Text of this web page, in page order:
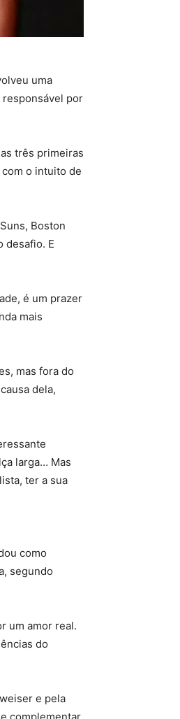
uma
responsável por
três primeiras
o intuito de
Boston
desafio. E
é um prazer
mais
mas fora do
dela,
larga… Mas
ter a sua
como
segundo
um amor real.
do
e pela